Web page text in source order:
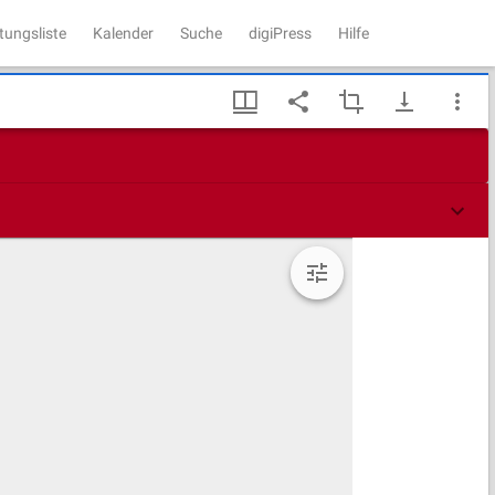
Kalender Suche digiPress Hilfe